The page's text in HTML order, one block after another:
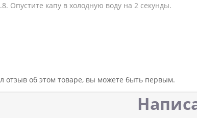
Опустите капу в холодную воду на 2 секунды.
отзыв об этом товаре, вы можете быть первым.